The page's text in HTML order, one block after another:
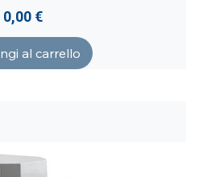
Prezzo
0,00 €
al carrello